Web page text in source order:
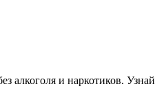
и наркотиков.